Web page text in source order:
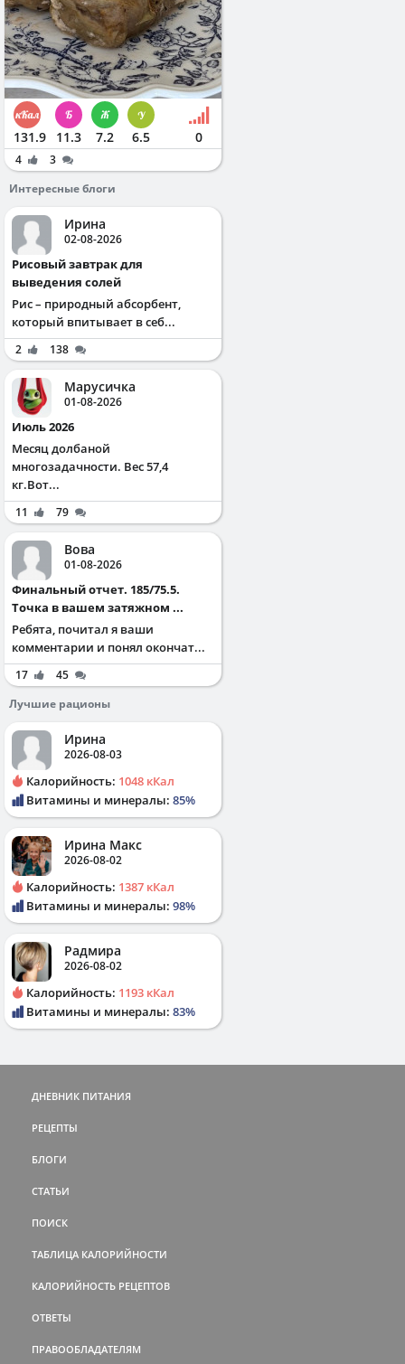
131.9 11.3 7.2 6.5 0
4
3
Интересные блоги
Ирина
02-08-2026
Рисовый завтрак для
выведения солей
Рис – природный абсорбент,
который впитывает в себ...
2 138
Марусичка
01-08-2026
Июль 2026
Месяц долбаной
многозадачности. Вес 57,4
кг.Вот...
11 79
Вова
01-08-2026
Финальный отчет. 185/75.5.
Точка в вашем затяжном ...
Ребята, почитал я ваши
комментарии и понял окончат...
17
45
Лучшие рационы
Ирина
2026-08-03
Калорийность: 1048 кКал
Витамины и минералы: 85%
Ирина Макс
2026-08-02
Калорийность: 1387 кКал
Витамины и минералы: 98%
Радмира
2026-08-02
Калорийность: 1193 кКал
Витамины и минералы: 83%
ДНЕВНИК ПИТАНИЯ
РЕЦЕПТЫ
БЛОГИ
СТАТЬИ
ПОИСК
ТАБЛИЦА КАЛОРИЙНОСТИ
КАЛОРИЙНОСТЬ РЕЦЕПТОВ
ОТВЕТЫ
ПРАВООБЛАДАТЕЛЯМ